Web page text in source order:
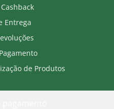
Entrega
de Produtos